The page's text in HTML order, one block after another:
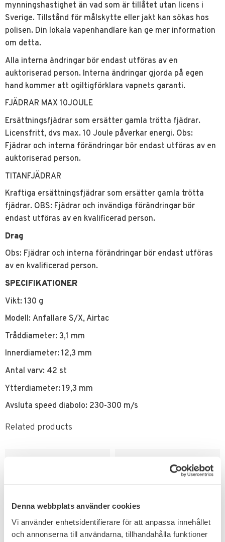
Denna webbplats använder cookies
Vi använder enhetsidentifierare för att anpassa innehållet
och annonserna till användarna, tillhandahålla funktioner
mynningshastighet än vad som är tillåtet utan licens i
Sverige. Tillstånd för målskytte eller jakt kan sökas hos
polisen. Din lokala vapenhandlare kan ge mer information
om detta.
Alla interna ändringar bör endast utföras av en
auktoriserad person. Interna ändringar gjorda på egen
hand kommer att ogiltigförklara vapnets garanti.
FJÄDRAR MAX 10JOULE
Ersättningsfjädrar som ersätter gamla trötta fjädrar.
Licensfritt, dvs max. 10 Joule påverkar energi. Obs:
Fjädrar och interna förändringar bör endast utföras av en
auktoriserad person.
TITANFJÄDRAR
Kraftiga ersättningsfjädrar som ersätter gamla trötta
fjädrar. OBS: Fjädrar och invändiga förändringar bör
endast utföras av en kvalificerad person.
Drag
Obs: Fjädrar och interna förändringar bör endast utföras
av en kvalificerad person.
SPECIFIKATIONER
Vikt: 130 g
Modell: Anfallare S/X, Airtac
Tråddiameter: 3,1 mm
Innerdiameter: 12,3 mm
Antal varv: 42 st
Ytterdiameter: 19,3 mm
Avsluta speed diabolo: 230-300 m/s
Related products